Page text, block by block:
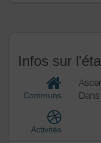
Infos sur
Communs
Activités